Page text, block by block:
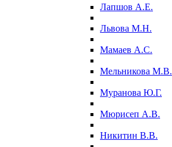
Лапшов А.Е.
Львова М.Н.
Мамаев А.С.
Мельникова М.В.
Муранова Ю.Г.
Мюрисеп А.В.
Никитин В.В.